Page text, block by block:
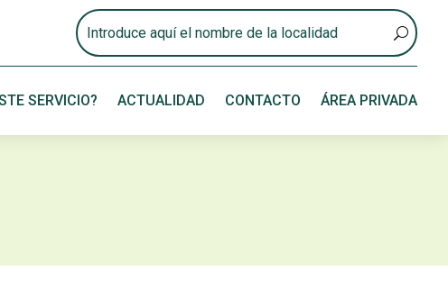
SERVICIO? ACTUALIDAD CONTACTO ÁREA PRIVADA